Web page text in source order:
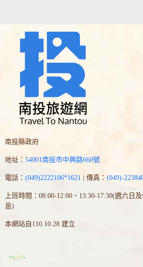
南投縣政府
地址： 54001南投市中興路660號
電話： (049)2222106*1621 | 傳真： (049)-
上班時間：08:00-12:00、13:30-17:30(週六日
息)
本網站自110.10.28 建立